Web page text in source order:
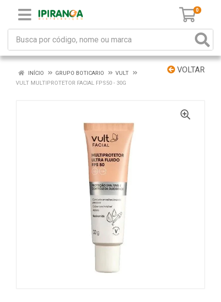
0
VOLTAR
INÍCIO GRUPO BOTICARIO
VULT
VULT MULTIPROTETOR FACIAL FPS50 - 30G